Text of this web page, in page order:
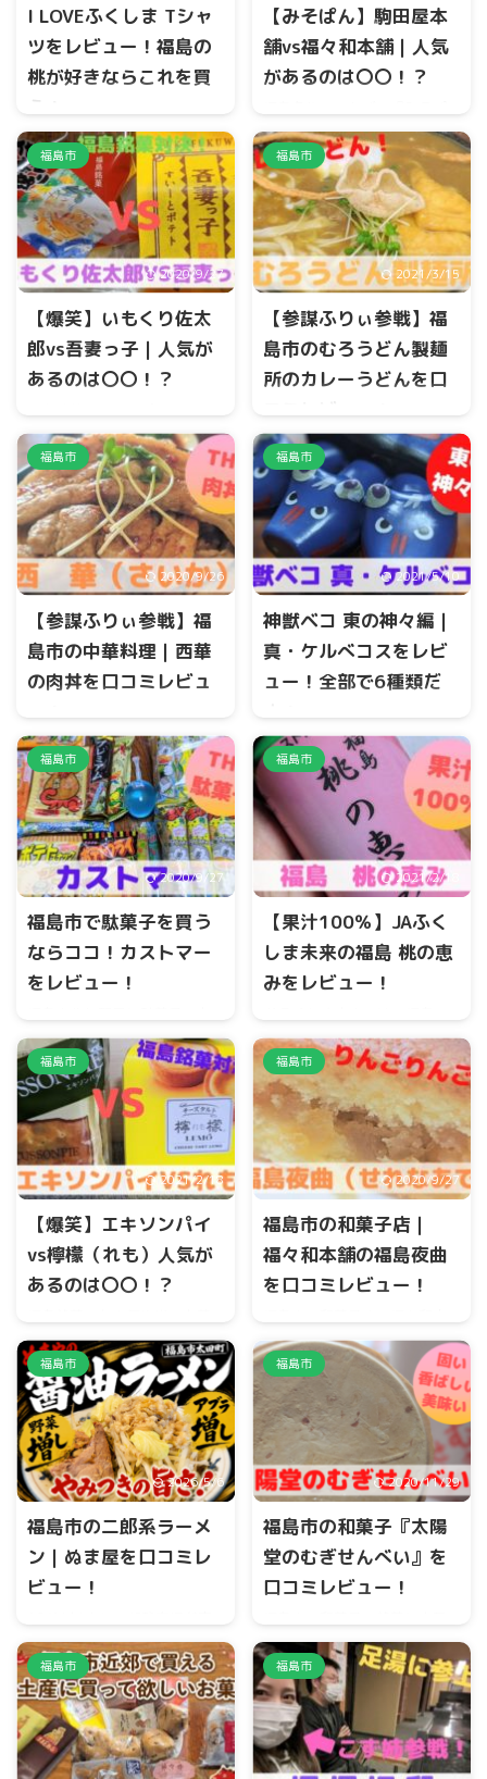
I LOVEふくしま Tシャ
ツをレビュー！福島の
桃が好きならこれを買
え！
きたーーーー笑
https://t.co/w1QfHLgqw2 —
ドキンちゃん
(@ayaya3776) August 21,
2020 福島の工芸品や食品を多
く紹介してきたBEAMS JAPAN
からファッションアイテムが
登場しました。 その名も、『I
LOVEふくしま Tシャツ』で
す。 福島の桃が大好きな人に
はたまらない一品です。
【みそぱん】駒田屋本
舗vs福々和本舗｜人気
があるのは〇〇！？
ん』ですが、元祖みそぱんと
いえば駒田屋本舗です。 一
方、福々和本舗にもみそぱん
があります。 名前、値段も同
じ、では、大きさや味の違い
はあるのか？ 今回は、駒田屋
本舗と福々和本舗のみそぱん
に迫って行きます。
福島市
2020/9/27
【爆笑】いもくり佐太
郎vs吾妻っ子｜人気が
あるのは〇〇！？
決、株式会社ダイオーの『い
もくり佐太郎』と福々和本舗
の『吾妻っ子』。 値段は同
じ、同じスイートポテト、な
ら人気はどっちなのか？味
は？違いは？ 今回は、福島銘
菓いもくり佐太郎と吾妻っ子
に迫って行きます。
福島市
2021/3/15
【参謀ふりぃ参戦】福
島市のむろうどん製麺
所のカレーうどんを口
コミレビュー！
福島市北矢野目にあります福
島中央卸売市場の敷地内に、
もちもちした麺で有名な『む
ろうどん製麺所』がありま
す。 『もちもち』『ツルツ
ル』の麺で、熟成させて麺の
食感を追及しているそうで
す。 今回は、福島で摘果した
桃を隠し味に作った調味料を
使用しているカレーうどんに
迫って行きます。
福島市
2020/9/26
【参謀ふりぃ参戦】福
島市の中華料理｜西華
の肉丼を口コミレビュ
ー！
福島市のJR福島駅西口、三河
北町地区に中華料理屋の『西
華』があります。 特徴は何と
言っても美味しくてボリュー
ミーという事です。 今回は、
西華の肉丼を紹介します。
福島市
2021/5/10
神獣ベコ 東の神々編｜
真・ケルべコスをレビ
ュー！全部で6種類だ
よ！
大人気シリーズ、神獣ベコシ
リーズ第二弾、東の神々編が
発売となりました。 全部で6種
類です。 今回は、真・ケルべ
コスと他の5種類に迫ってみま
した。
福島市
2020/9/27
福島市で駄菓子を買う
ならココ！カストマー
をレビュー！
店、『カストマー』がありま
す。 種類も豊富で、箱売りも
行っています。 今回は、うま
い棒『のり塩味』が出たので
購入してきました。
福島市
2021/2/18
【果汁100％】JAふく
しま未来の福島 桃の恵
みをレビュー！
桃を使用した、桃の缶ジュー
スを販売しています。 その名
も、『福島 桃の恵み」で
す。 今回は、あつかしの郷道
の駅国見で購入しましたが、
各道の駅、JA直売所、観光物
産館などでも購入することが
できます。 今回は、福島桃の
恵みに迫って行きます。
福島市
2021/2/18
【爆笑】エキソンパイ
vs檸檬（れも）人気が
あるのは〇〇！？
子、三万石の『エキソンパ
イ』と柏屋の『檸檬（れ
も）』。 値段は、ほぼ同等、
なら人気はどっちなのか？味
は？大きさは？ 今回は、有名
な福島銘菓エキソンパイと檸
檬（れも）に迫って行きま
す。
福島市
2020/9/27
福島市の和菓子店｜
福々和本舗の福島夜曲
を口コミレビュー！
舗には、古関裕而が作曲され
た福島夜曲をお菓子にしたも
のがあります。 シロップ漬け
のリンゴを包み込み、ソフト
な食感と人気を集めていま
す。 今回は、『福島夜曲』せ
れなあでに迫って行きます。
福島市
2026/5/6
福島市の二郎系ラーメ
ン｜ぬま屋を口コミレ
ビュー！
更になりますのでご注意下さ
い。1台分増えます。
pic.twitter.com/5BRf8Hqe7u
— らーめん ぬまや
(@RamenNumaya)
September 30, 2024 福島市
福島市
2020/11/29
福島市の和菓子『太陽
堂のむぎせんべい』を
口コミレビュー！
堂のむぎせんべいがありま
す。 固いのが特徴ですが、小
麦粉と落花生の自然の風味を
いかして作られています。 今
回は、福島市の有名な和菓子
『太陽堂のむぎせんべい』に
福島市 福島市